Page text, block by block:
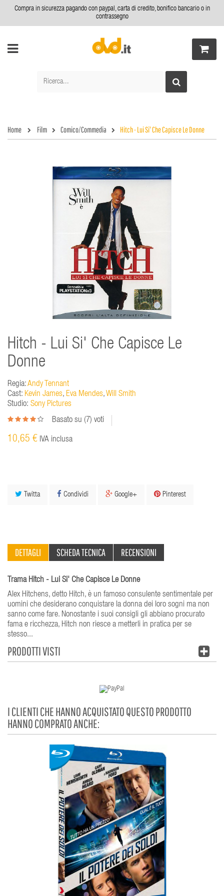
Compra in sicurezza pagando con paypal, carta di credito, bonifico bancario o in
contrassegno
Home Film Comico/Commedia Hitch - Lui Si' Che Capisce Le Donne
Hitch - Lui Si' Che Capisce Le
Donne
Regia:Andy Tennant
Cast: Kevin James, Eva Mendes,Will Smith
Studio: Sony Pictures
Basato su (7) voti
10,65 € IVA inclusa
Twitta Condividi Google+ Pinterest
DETTAGLI SCHEDA TECNICA RECENSIONI
Trama Hitch - Lui Si' Che Capisce Le Donne
Alex Hitchens, detto Hitch, è un famoso consulente sentimentale per
uomini che desiderano conquistare la donna dei loro sogni ma non
sanno come fare. Nonostante i suoi consigli gli abbiano procurato
fama e ricchezza, Hitch non riesce a metterli in pratica per se
stesso...
PRODOTTI VISTI
I CLIENTI CHE HANNO ACQUISTATO QUESTO PRODOTTO
HANNO COMPRATO ANCHE: